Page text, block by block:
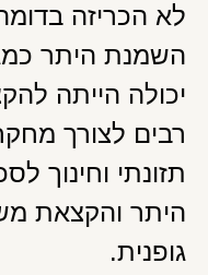
לא הכריזה
השמנת היתר
יכולה הייתה
רבים לצורך מחקר
תזונתי וחינוך
היתר והקצאת
גופנית.